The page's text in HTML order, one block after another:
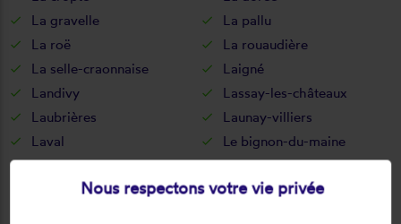
La gravelle
La pallu
La roë
La rouaudière
La selle-craonnaise
Laigné
Landivy
Lassay-les-châteaux
Laubrières
Launay-villiers
Laval
Le bignon-du-maine
Le bourgneuf-la-forêt
Le buret
Le genest-saint-isle
Le horps
Nous respectons votre vie privée